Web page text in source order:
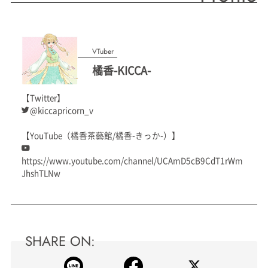
VTuber
橘香-KICCA-
【Twitter】
@kiccapricorn_v
【YouTube（橘香茶藝館/橘香-きっか-）】
https://www.youtube.com/channel/UCAmD5cB9CdT1rWm
JhshTLNw
SHARE ON: